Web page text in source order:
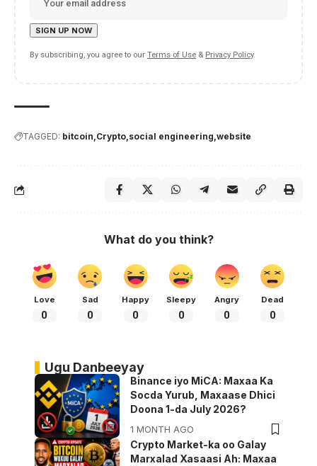
By subscribing, you agree to our Terms of Use & Privacy Policy.
TAGGED: bitcoin Crypto social engineering website
What do you think?
Love
0
Sad
0
Happy
0
Sleepy
0
Angry
0
Dead
0
Ugu Danbeeyay
Binance iyo MiCA: Maxaa Ka
Socda Yurub, Maxaase Dhici
Doona 1-da July 2026?
1 MONTH AGO
Crypto Market-ka oo Galay
Marxalad Xasaasi Ah: Maxaa